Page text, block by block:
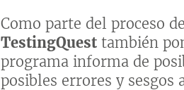
Como parte del proceso
TestingQuest también
programa informa de
posibles errores y sesgos